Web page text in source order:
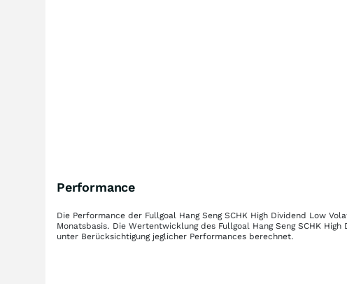
Performance
Die Performance der Fullgoal Hang Seng SCHK High Dividend Low
Monatsbasis. Die Wertentwicklung des Fullgoal Hang Seng SCHK
unter Berücksichtigung jeglicher Performances berechnet.